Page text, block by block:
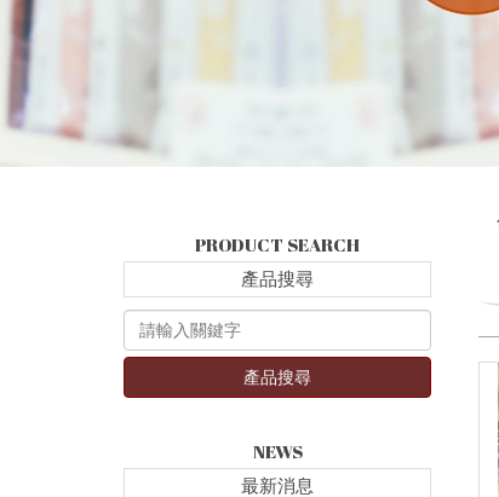
PRODUCT SEARCH
產品搜尋
產品搜尋
NEWS
最新消息